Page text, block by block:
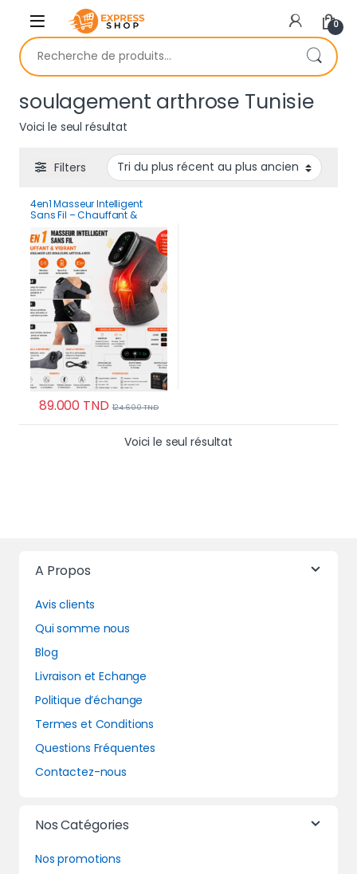
Skip to navigation
Skip to content
0
Recherche pour :
soulagement arthrose Tunisie
Voici le seul résultat
Filters
4en1 Masseur Intelligent
Sans Fil – Chauffant &
Douleurs Articulaires
89.000 TND 124.600TND
Voici le seul résultat
A Propos
Avis clients
Qui somme nous
Blog
Livraison et Echange
Politique d’échange
Termes et Conditions
Questions Fréquentes
Contactez-nous
Nos Catégories
Nos promotions